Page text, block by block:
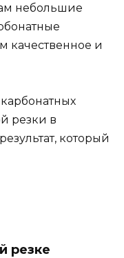
небольшие
качественное и
резки в
который
резке